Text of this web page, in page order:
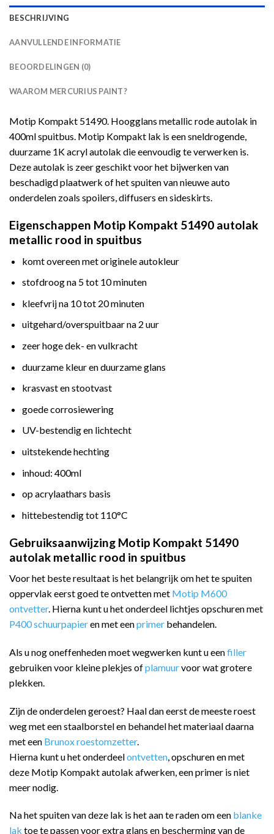
BESCHRIJVING
AANVULLENDE INFORMATIE
BEOORDELINGEN (0)
WAAROM MERCURIUS PAINT?
Motip Kompakt 51490. Hoogglans metallic rode autolak in
400ml spuitbus. Motip Kompakt lak is een sneldrogende,
duurzame 1K acryl autolak die eenvoudig te verwerken is.
Deze autolak is zeer geschikt voor het bijwerken van
beschadigd plaatwerk of het spuiten van nieuwe auto
onderdelen zoals spoilers, diffusers en sideskirts.
Eigenschappen Motip Kompakt 51490 autolak
metallic rood in spuitbus
komt overeen met originele autokleur
stofdroog na 5 tot 10 minuten
kleefvrij na 10 tot 20 minuten
uitgehard/overspuitbaar na 2 uur
zeer hoge dek- en vulkracht
duurzame kleur en duurzame glans
krasvast en stootvast
goede corrosiewering
UV-bestendig en lichtecht
uitstekende hechting
inhoud: 400ml
op acrylaathars basis
hittebestendig tot 110°C
Gebruiksaanwijzing Motip Kompakt 51490
autolak metallic rood in spuitbus
Voor het beste resultaat is het belangrijk om het te spuiten
oppervlak eerst goed te ontvetten met Motip M600
ontvetter. Hierna kunt u het onderdeel lichtjes opschuren met
P400 schuurpapieren met eenprimer behandelen.
Als u nog oneffenheden moet wegwerken kunt u eenfiller
gebruiken voor kleine plekjes ofplamuurvoor wat grotere
plekken.
Zijn de onderdelen geroest? Haal dan eerst de meeste roest
weg met een staalborstel en behandel het materiaal daarna
met een Brunox roestomzetter.
Hierna kunt u het onderdeelontvetten , opschuren en met
deze Motip Kompakt autolak afwerken, een primer is niet
meer nodig.
Na het spuiten van deze lak is het aan te raden om een blanke
lak toe te passen voor extra glans en bescherming van de